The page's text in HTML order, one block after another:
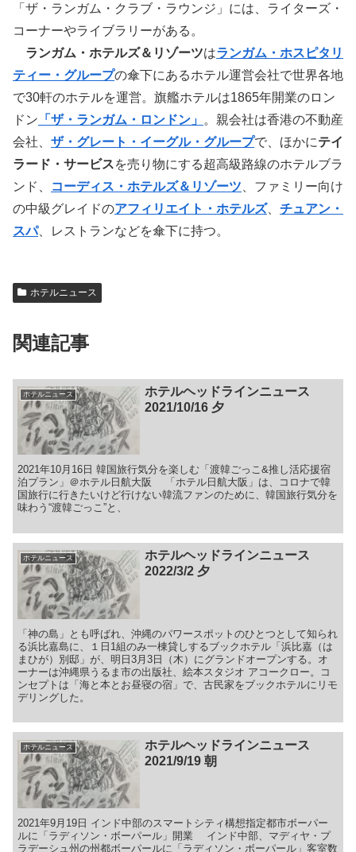
「ザ・ランガム・クラブ・ラウンジ」には、ライターズ・
コーナーやライブラリーがある。
ランガム・ホテルズ＆リゾーツはランガム・ホスピタリ
ティー・グループの傘下にあるホテル運営会社で世界各地
で30軒のホテルを運営。旗艦ホテルは1865年開業のロン
ドン 「ザ・ランガム・ロンドン」 。親会社は香港の不動産
会社、 ザ・グレート・イーグル・グループで、ほかにテイ
ラード・サービスを売り物にする超高級路線のホテルブラ
ンド、
コーディス・ホテルズ＆リゾーツ 、ファミリー向け
の中級グレイドのアフィリエイト・ホテルズ、 チュアン・
スパ、レストランなどを傘下に持つ。
ホテルニュース
関連記事
ホテルニュース
ホテルヘッドラインニュース
2021/10/16 夕
2021年10月16日 韓国旅行気分を楽しむ「渡韓ごっこ&推し活応援宿
泊プラン」＠ホテル日航大阪 「ホテル日航大阪」は、コロナで韓
国旅行に行きたいけど行けない韓流ファンのために、韓国旅行気分を
味わう“渡韓ごっこ”と、
ホテルニュース
ホテルヘッドラインニュース
2022/3/2 夕
「神の島」とも呼ばれ、沖縄のパワースポットのひとつとして知られ
る浜比嘉島に、１日1組のみ一棟貸しするブックホテル「浜比嘉（は
まひが）別邸」が、明日3月3日（木）にグランドオープンする。オ
ーナーは沖縄県うるま市の出版社、絵本スタジオ アコークロー。コ
ンセプトは「海と本とお昼寝の宿」で、古民家をブックホテルにリモ
デリングした。
ホテルニュース
ホテルヘッドラインニュース
2021/9/19 朝
2021年9月19日 インド中部のスマートシティ構想指定都市ボーパー
ルに「ラディソン・ボーパール」開業 インド中部、マディヤ・プ
ラデーシュ州の州都ボーパールに「ラディソン・ボーパール」客室数